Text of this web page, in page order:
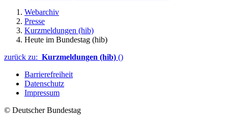
Webarchiv
Presse
Kurzmeldungen (hib)
Heute im Bundestag (hib)
zurück zu: Kurzmeldungen (hib) ()
Barrierefreiheit
Datenschutz
Impressum
© Deutscher Bundestag